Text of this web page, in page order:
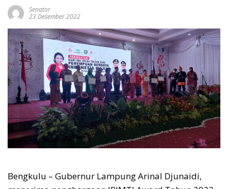
Senator
23 Desember 2022
Bengkulu – Gubernur Lampung Arinal Djunaidi,